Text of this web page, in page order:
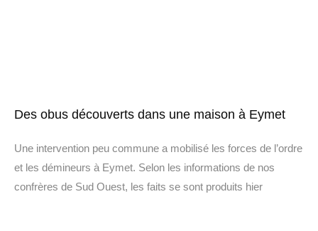
Des obus découverts dans une maison à Eymet
Une intervention peu commune a mobilisé les forces de l’ordre
et les démineurs à Eymet. Selon les informations de nos
confrères de Sud Ouest, les faits se sont produits hier